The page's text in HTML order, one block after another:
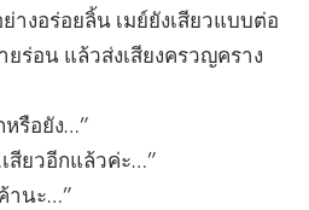
างอร่อยลิ้น เมย์ยังเสียวแบบต่อ
ยร่อน แล้วส่งเสียงครวญคราง
หรือยัง…”
ยวอีกแล้วค่ะ…”
านะ…”